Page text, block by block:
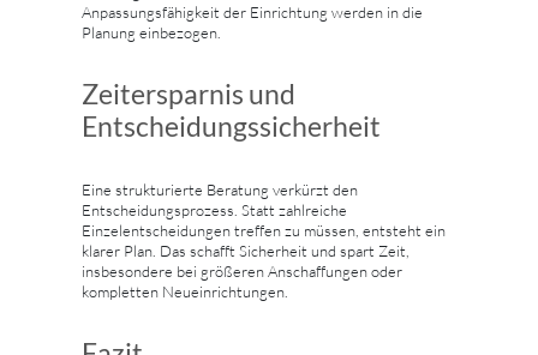
Anpassungsfähigkeit der Einrichtung werden in die
Planung einbezogen.
Zeitersparnis und
Entscheidungssicherheit
Eine strukturierte Beratung verkürzt den
Entscheidungsprozess. Statt zahlreiche
Einzelentscheidungen treffen zu müssen, entsteht ein
klarer Plan. Das schafft Sicherheit und spart Zeit,
insbesondere bei größeren Anschaffungen oder
kompletten Neueinrichtungen.